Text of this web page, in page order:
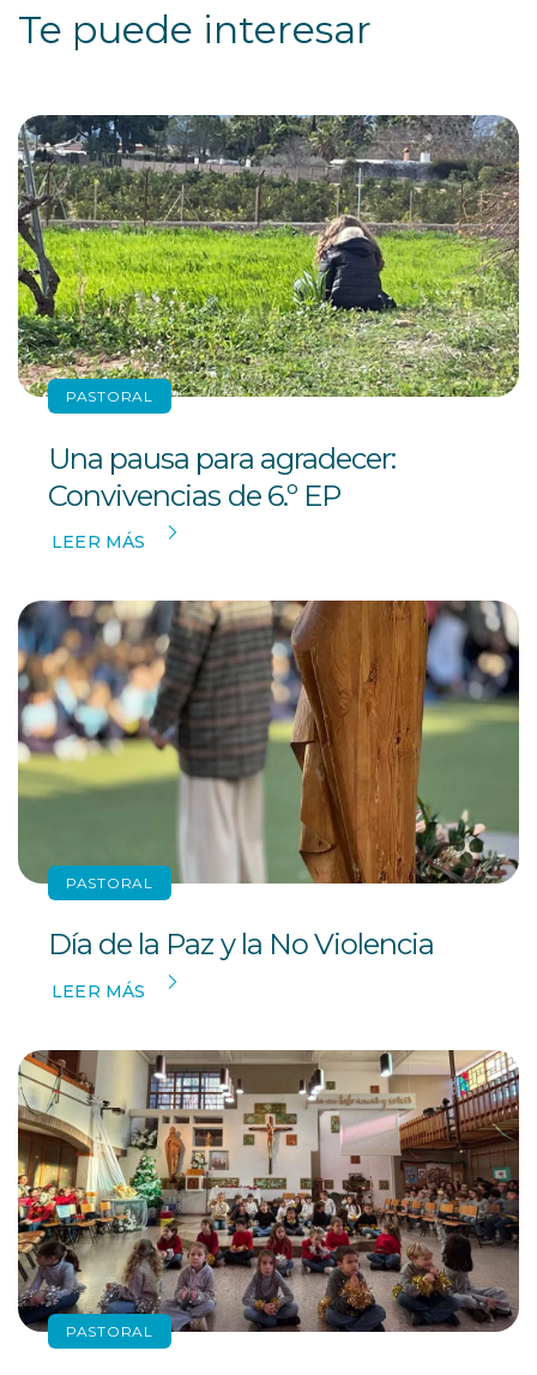
Te puede interesar
PASTORAL
Una pausa para agradecer:
Convivencias de 6.º EP
LEER MÁS
PASTORAL
Día de la Paz y la No Violencia
LEER MÁS
PASTORAL